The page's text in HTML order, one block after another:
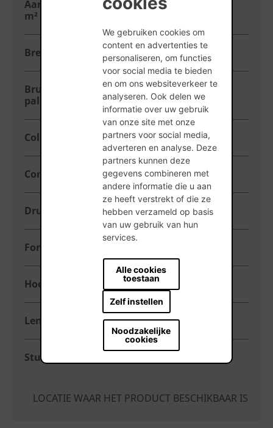
We gebruiken cookies om
content en advertenties te
personaliseren, om functies
voor social media te bieden
en om ons websiteverkeer te
analyseren. Ook delen we
informatie over uw gebruik
van onze site met onze
partners voor social media,
adverteren en analyse. Deze
partners kunnen deze
gegevens combineren met
andere informatie die u aan
ze heeft verstrekt of die ze
hebben verzameld op basis
van uw gebruik van hun
services.
Alle cookies
toestaan
Zelf instellen
Noodzakelijke
cookies
Aantal stuks per
m²
10,81
Breedte (mm) 138
Brutogewicht per
pallet (kg)
986
Collectie PLS 500
Concept Dryfix
Druksterkte 10
Formaat
Hoogte (mm) 184
Lengte (mm) 500
Stuks per pallet
LOCATIE WAAR HET PRODUCT BESCHIKBAAR IS